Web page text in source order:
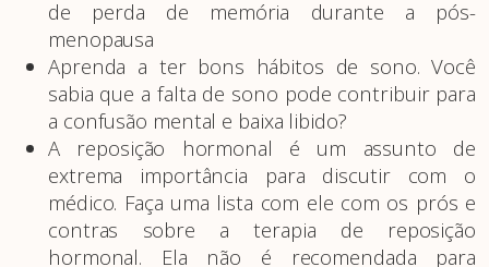
de perda de memória durante a pós-
menopausa
Aprenda a ter bons hábitos de sono. Você
sabia que a falta de sono pode contribuir para
a confusão mental e baixa libido?
A reposição hormonal é um assunto de
extrema importância para discutir com o
médico. Faça uma lista com ele com os prós e
contras sobre a terapia de reposição
hormonal. Ela não é recomendada para